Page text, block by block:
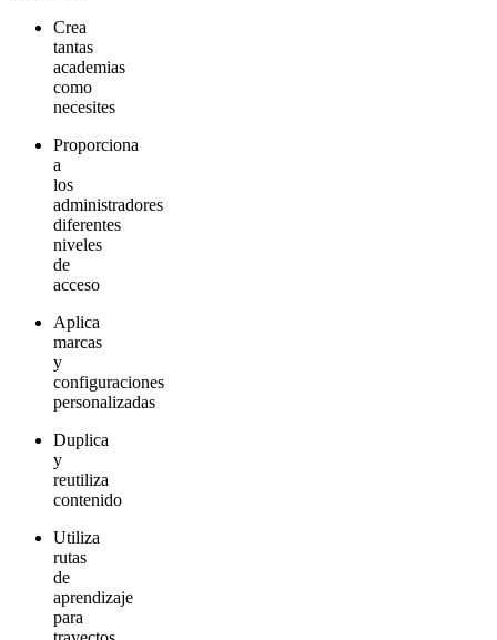
Crea
tantas
academias
como
necesites
Proporciona
a
los
administradores
diferentes
niveles
de
acceso
Aplica
marcas
y
configuraciones
personalizadas
Duplica
y
reutiliza
contenido
Utiliza
rutas
de
aprendizaje
para